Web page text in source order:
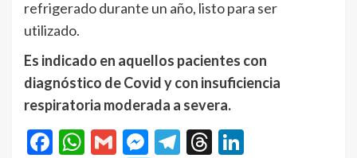
refrigerado durante un año, listo para ser
utilizado.
Es indicado en aquellos pacientes con
diagnóstico de Covid y con insuficiencia
respiratoria moderada a severa.
Facebook
WhatsApp
GmailMessenger
Telegram
Threads